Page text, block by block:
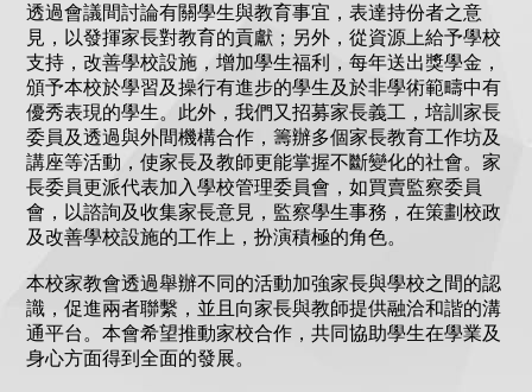
透過會議間討論有關學生與教育事宜，表達持份者之意
見，以發揮家長對教育的貢獻；另外，從資源上給予學校
支持，改善學校設施，增加學生福利，每年送出獎學金，
頒予本校於學習及操行有進步的學生及於非學術範疇中有
優秀表現的學生。此外，我們又招募家長義工，培訓家長
委員及透過與外間機構合作，籌辦多個家長教育工作坊及
講座等活動，使家長及教師更能掌握不斷變化的社會。家
長委員更派代表加入學校管理委員會，如買賣監察委員
會，以諮詢及收集家長意見，監察學生事務，在策劃校政
及改善學校設施的工作上，扮演積極的角色。
本校家教會透過舉辦不同的活動加強家長與學校之間的認
識，促進兩者聯繫，並且向家長與教師提供融洽和諧的溝
通平台。本會希望推動家校合作，共同協助學生在學業及
身心方面得到全面的發展。